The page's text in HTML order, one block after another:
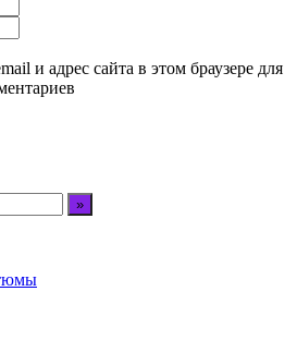
и адрес сайта в этом браузере для